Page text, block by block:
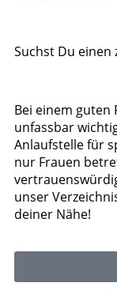
Suchst Du einen
Bei einem guten
unfassbar
Anlaufstelle für
nur Frauen
unser
deiner Nähe!